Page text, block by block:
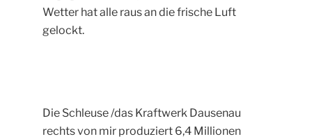
Wetter hat alle raus an die frische Luft
gelockt.
Die Schleuse /das Kraftwerk Dausenau
rechts von mir produziert 6,4 Millionen